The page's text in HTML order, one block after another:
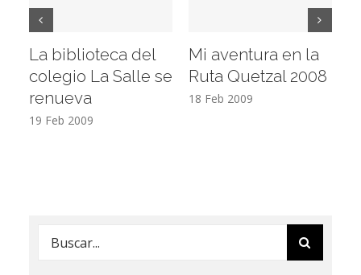
La biblioteca del
colegio La Salle se
renueva
19 Feb 2009
Mi aventura en la
Ruta Quetzal 2008
18 Feb 2009
Buscar: